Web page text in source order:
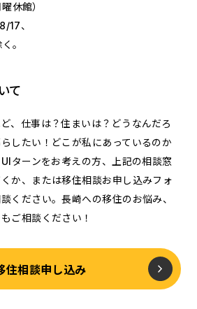
休館）
17、
。
て
、仕事は？住まいは？どうなんだろ
したい！どこが私にあっているのか
ターンをお考えの方、上記の相談窓
か、または移住相談お申し込みフォ
ください。長崎への移住のお悩み、
ご相談ください！
住相談申し込み